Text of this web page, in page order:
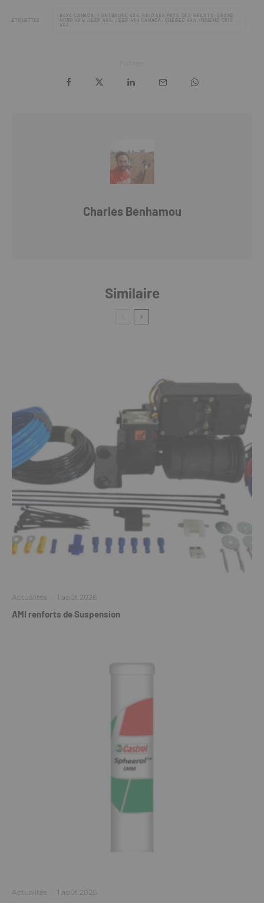
ÉTIQUETTES
4X4 CANADA; FONTBRUNE 4X4; RAID 4X4 PAYS DES GEANTS; GRAND
NORD 4X4; JEEP 4X4; JEEP 4X4 CANADA; QUÉBEC 4X4; INDIENS CRIS
4X4
Charles Benhamou
Similaire
Actualités · 1 août 2026
AMI renforts de Suspension
Actualités · 1 août 2026